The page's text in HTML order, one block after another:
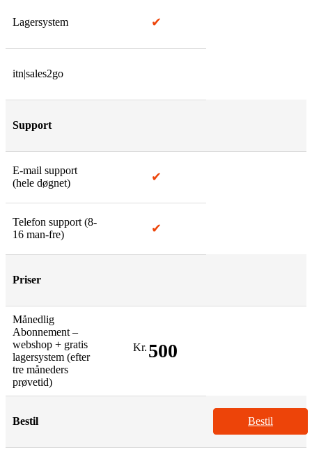
Lagersystem ✔
itn|sales2go
Support
E-mail support
(hele døgnet)
✔
Telefon support (8-
16 man-fre)
✔
Priser
Månedlig
Abonnement –
webshop + gratis
lagersystem (efter
tre måneders
prøvetid)
Kr. 500
Bestil Bestil